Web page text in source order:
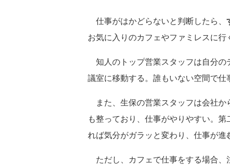
仕事がはかどらないと判断したら、
お気に入りのカフェやファミレスに行
知人のトップ営業スタッフは自分の
議室に移動する。誰もいない空間で仕
また、生保の営業スタッフは会社
も整っており、仕事がやりやすい。
れば気分がガラッと変わり、仕事が進
ただし、カフェで仕事をする場合、